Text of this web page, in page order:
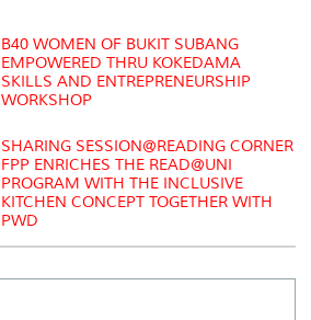
B40 WOMEN OF BUKIT SUBANG
EMPOWERED THRU KOKEDAMA
SKILLS AND ENTREPRENEURSHIP
WORKSHOP
SHARING SESSION@READING CORNER
FPP ENRICHES THE READ@UNI
PROGRAM WITH THE INCLUSIVE
KITCHEN CONCEPT TOGETHER WITH
PWD